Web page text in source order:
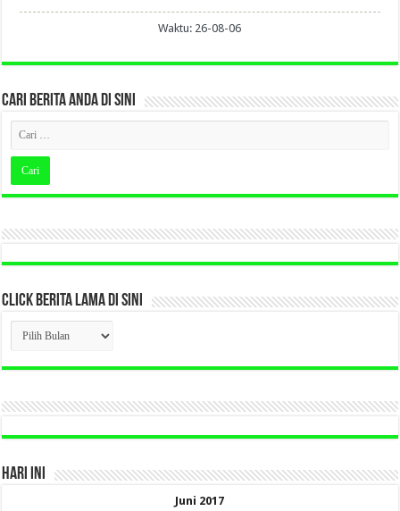
Waktu: 26-08-06
CARI BERITA ANDA DI SINI
CLICK BERITA LAMA DI SINI
CLICK
BERITA
LAMA
DI
HARI INI
Juni 2017